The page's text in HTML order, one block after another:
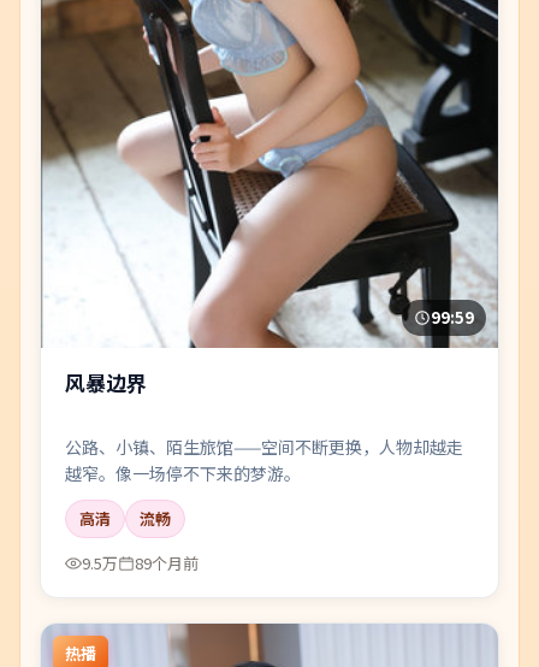
99:59
风暴边界
公路、小镇、陌生旅馆——空间不断更换，人物却越走
越窄。像一场停不下来的梦游。
高清
流畅
9.5万
89个月前
热播